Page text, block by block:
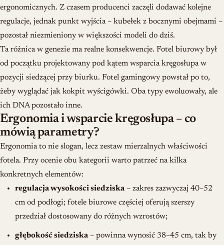
ergonomicznych. Z czasem producenci zaczęli dodawać kolejne
regulacje, jednak punkt wyjścia – kubełek z bocznymi obejmami –
pozostał niezmieniony w większości modeli do dziś.
Ta różnica w genezie ma realne konsekwencje. Fotel biurowy był
od początku projektowany pod kątem wsparcia kręgosłupa w
pozycji siedzącej przy biurku. Fotel gamingowy powstał po to,
żeby wyglądać jak kokpit wyścigówki. Oba typy ewoluowały, ale
ich DNA pozostało inne.
Ergonomia i wsparcie kręgosłupa – co
mówią parametry?
Ergonomia to nie slogan, lecz zestaw mierzalnych właściwości
fotela. Przy ocenie obu kategorii warto patrzeć na kilka
konkretnych elementów:
regulacja wysokości siedziska– zakres zazwyczaj 40–52
cm od podłogi; fotele biurowe częściej oferują szerszy
przedział dostosowany do różnych wzrostów;
głębokość siedziska– powinna wynosić 38–45 cm, tak by